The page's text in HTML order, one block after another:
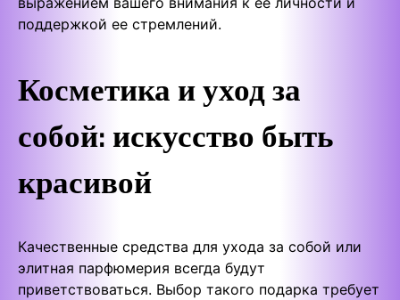
поддержкой ее стремлений.
Косметика и уход за
собой: искусство быть
красивой
Качественные средства для ухода за собой или
элитная парфюмерия всегда будут
приветствоваться. Выбор такого подарка требует